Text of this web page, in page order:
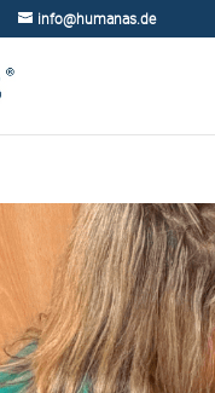
info@humanas.de